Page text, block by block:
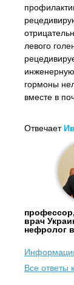
левого
гормоны
вместе в
Отвечает
врач
нефролог
Все ответы